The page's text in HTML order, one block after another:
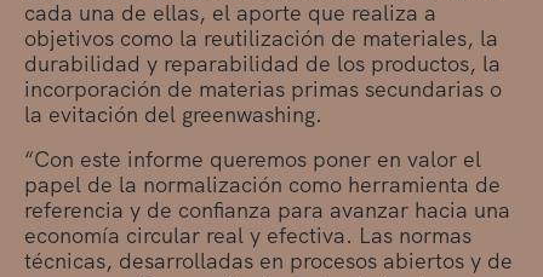
cada una de ellas, el aporte que realiza a
objetivos como la reutilización de materiales, la
durabilidad y reparabilidad de los productos, la
incorporación de materias primas secundarias o
la evitación del greenwashing.
“Con este informe queremos poner en valor el
papel de la normalización como herramienta de
referencia y de confianza para avanzar hacia una
economía circular real y efectiva. Las normas
técnicas, desarrolladas en procesos abiertos y de